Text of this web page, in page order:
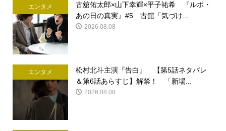
エンタメ
古舘佑太郎×山下幸輝×平子祐希 『ルポ・
あの日の真実』#5 古舘「気づけ...
2026.08.08
エンタメ
松村北斗主演『告白』 【第5話ネタバレ
＆第6話あらすじ】解禁！ 「新場...
2026.08.08